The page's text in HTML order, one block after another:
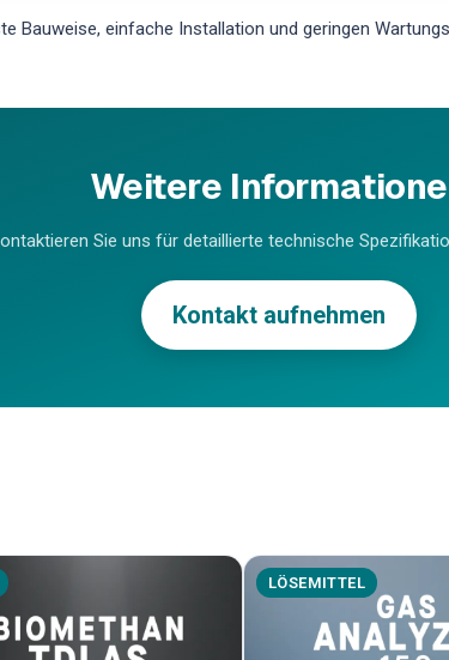
Bauweise, einfache Installation und geringen
Weitere
Sie uns für detaillierte technische
Kontakt aufnehmen
LÖSEMITTEL